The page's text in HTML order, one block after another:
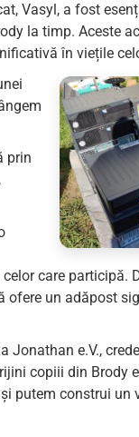
Vasyl, a fost
la timp. Aceste
în viețile
prin
care participă.
ofere un adăpost
Jonathan e.V.,
copiii din Brody
putem construi un